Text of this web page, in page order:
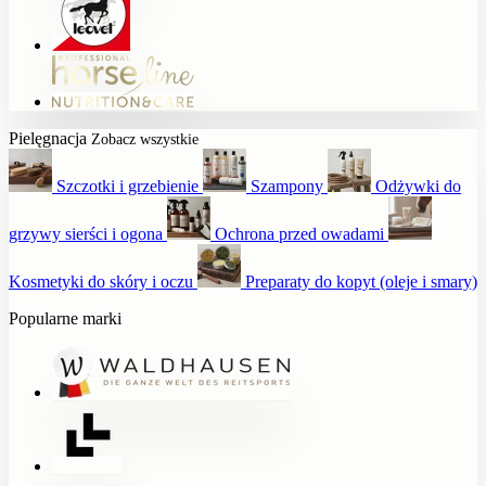
Pielęgnacja Zobacz wszystkie
Szczotki i grzebienie Szampony Odżywki do
grzywy sierści i ogona Ochrona przed owadami
Kosmetyki do skóry i oczu
Preparaty do kopyt (oleje i smary)
Popularne marki